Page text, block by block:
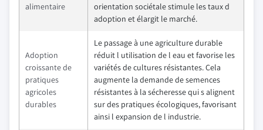
alimentaire
orientation sociétale stimule les taux d
adoption et élargit le marché.
Adoption
croissante de
pratiques
agricoles
durables
Le passage à une agriculture durable
réduit l utilisation de l eau et favorise les
variétés de cultures résistantes. Cela
augmente la demande de semences
résistantes à la sécheresse qui s alignent
sur des pratiques écologiques, favorisant
ainsi l expansion de l industrie.